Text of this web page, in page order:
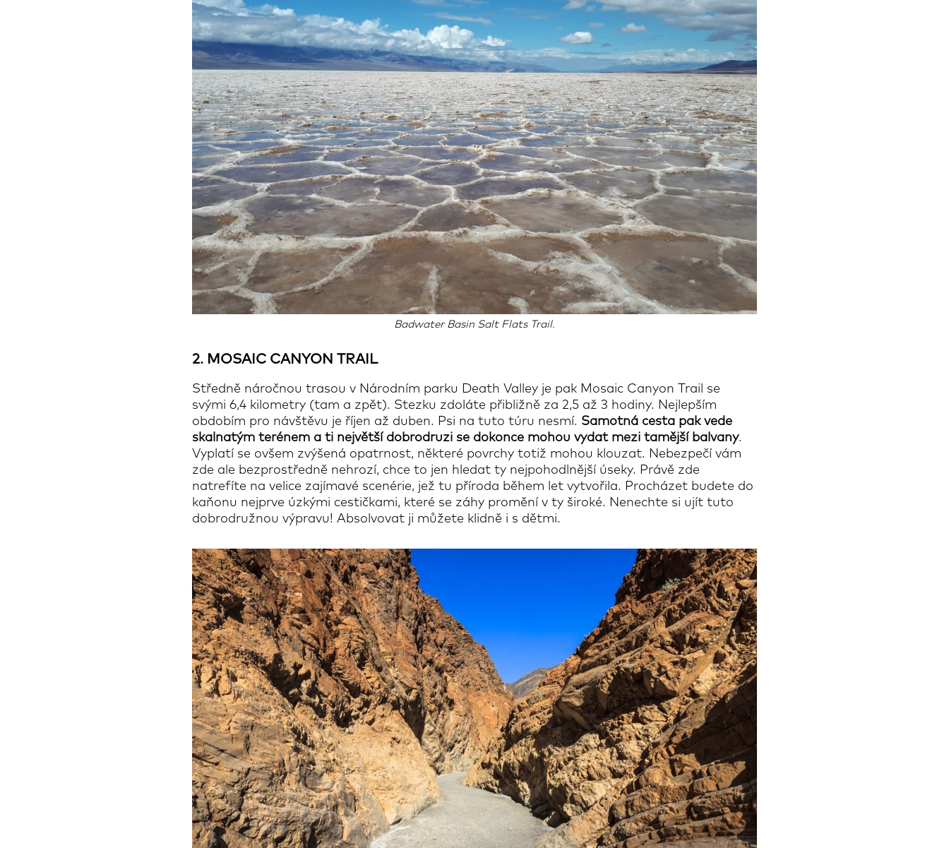
Badwater Basin Salt Flats Trail.
2. MOSAIC CANYON TRAIL
Středně náročnou trasou v Národním parku Death Valley je pak Mosaic Canyon Trail se
svými 6,4 kilometry (tam a zpět). Stezku zdoláte přibližně za 2,5 až 3 hodiny. Nejlepším
obdobím pro návštěvu je říjen až duben. Psi na tuto túru nesmí. Samotná cesta pak vede
skalnatým terénem a ti největší dobrodruzi se dokonce mohou vydat mezi tamější balvany.
Vyplatí se ovšem zvýšená opatrnost, některé povrchy totiž mohou klouzat. Nebezpečí vám
zde ale bezprostředně nehrozí, chce to jen hledat ty nejpohodlnější úseky. Právě zde
natrefíte na velice zajímavé scenérie, jež tu příroda během let vytvořila. Procházet budete do
kaňonu nejprve úzkými cestičkami, které se záhy promění v ty široké. Nenechte si ujít tuto
dobrodružnou výpravu! Absolvovat ji můžete klidně i s dětmi.